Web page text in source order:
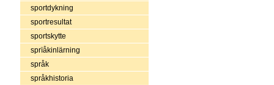
sportdykning
sportresultat
sportskytte
sprïåkinlärning
språk
språkhistoria